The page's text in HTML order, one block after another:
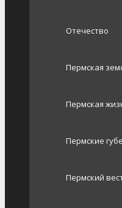
Отечество
Пермская
Пермская
Пермские
Пермский